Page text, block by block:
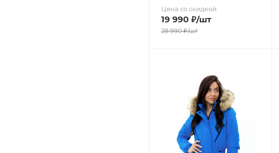
Цена со скидкой
19 990 ₽/шт
28 990₽/шт